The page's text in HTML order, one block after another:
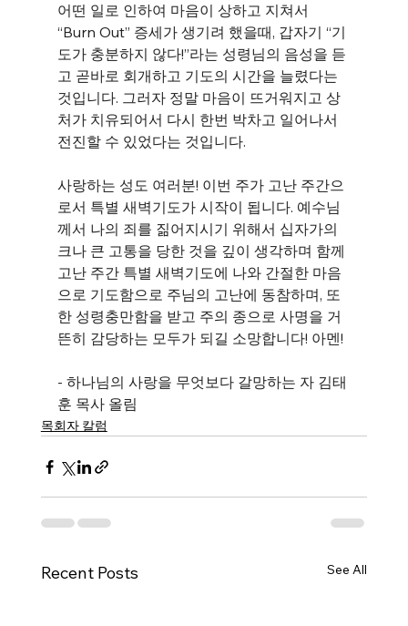
어떤 일로 인하여 마음이 상하고 지쳐서
“Burn Out” 증세가 생기려 했을때, 갑자기 “기
도가 충분하지 않다!”라는 성령님의 음성을 듣
고 곧바로 회개하고 기도의 시간을 늘렸다는
것입니다. 그러자 정말 마음이 뜨거워지고 상
처가 치유되어서 다시 한번 박차고 일어나서
전진할 수 있었다는 것입니다.
사랑하는 성도 여러분! 이번 주가 고난 주간으
로서 특별 새벽기도가 시작이 됩니다. 예수님
께서 나의 죄를 짊어지시기 위해서 십자가의
크나 큰 고통을 당한 것을 깊이 생각하며 함께
고난 주간 특별 새벽기도에 나와 간절한 마음
으로 기도함으로 주님의 고난에 동참하며, 또
한 성령충만함을 받고 주의 종으로 사명을 거
뜬히 감당하는 모두가 되길 소망합니다! 아멘!
- 하나님의 사랑을 무엇보다 갈망하는 자 김태
훈 목사 올림
목회자 칼럼
Recent Posts See All